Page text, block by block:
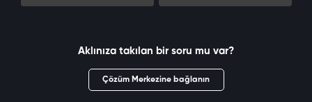
Aklınıza takılan bir soru mu var?
Çözüm Merkezine bağlanın